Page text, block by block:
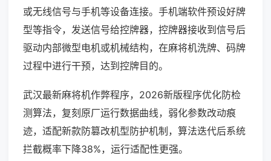
或无线信号与手机等设备连接。手机端软件预设好牌
型等指令，发送信号给控牌器，控牌器接收到信号后
驱动内部微型电机或机械结构，在麻将机洗牌、码牌
过程中进行干预，达到控牌目的。
武汉最新麻将机作弊程序，2026新版程序优化防检
测算法，复刻原厂运行数据曲线，弱化参数改动痕
迹，适配新款防篡改机型防护机制，算法迭代后系统
拦截概率下降38%，运行适配性更强。